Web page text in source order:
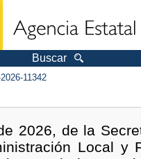
Buscar
11342
2026, de la
Local